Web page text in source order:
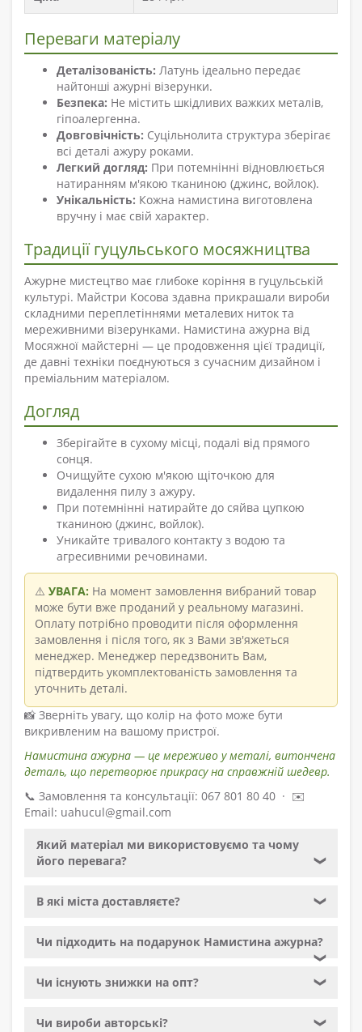
Переваги матеріалу
Деталізованість: Латунь ідеально передає
найтонші ажурні візерунки.
Безпека: Не містить шкідливих важких металів,
гіпоалергенна.
Довговічність: Суцільнолита структура зберігає
всі деталі ажуру роками.
Легкий догляд: При потемнінні відновлюється
натиранням м'якою тканиною (джинс, войлок).
Унікальність: Кожна намистина виготовлена
вручну і має свій характер.
Традиції гуцульського мосяжництва
Ажурне мистецтво має глибоке коріння в гуцульській
культурі. Майстри Косова здавна прикрашали вироби
складними переплетіннями металевих ниток та
мереживними візерунками. Намистина ажурна від
Мосяжної майстерні — це продовження цієї традиції,
де давні техніки поєднуються з сучасним дизайном і
преміальним матеріалом.
Догляд
Зберігайте в сухому місці, подалі від прямого
сонця.
Очищуйте сухою м'якою щіточкою для
видалення пилу з ажуру.
При потемнінні натирайте до сяйва цупкою
тканиною (джинс, войлок).
Уникайте тривалого контакту з водою та
агресивними речовинами.
⚠️ УВАГА: На момент замовлення вибраний товар
може бути вже проданий у реальному магазині.
Оплату потрібно проводити після оформлення
замовлення і після того, як з Вами зв'яжеться
менеджер. Менеджер передзвонить Вам,
підтвердить укомплектованість замовлення та
уточнить деталі.
📸 Зверніть увагу, що колір на фото може бути
викривленим на вашому пристрої.
Намистина ажурна — це мереживо у металі, витончена
деталь, що перетворює прикрасу на справжній шедевр.
📞 Замовлення та консультації: 067 801 80 40 · ✉️
Email: uahucul@gmail.com
Який матеріал ми використовуємо та чому
його перевага?
❯
В які міста доставляєте? ❯
Чи підходить на подарунок Намистина ажурна?
❯
Чи існують знижки на опт? ❯
Чи вироби авторські? ❯